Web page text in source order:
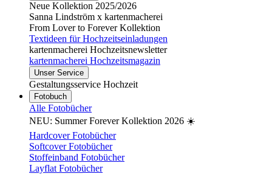
Neue Kollektion 2025/2026
Sanna Lindström x kartenmacherei
From Lover to Forever Kollektion
Textideen für Hochzeitseinladungen
kartenmacherei Hochzeitsnewsletter
kartenmacherei Hochzeitsmagazin
Unser Service
Gestaltungsservice Hochzeit
Fotobuch
Alle Fotobücher
NEU: Summer Forever Kollektion 2026 ☀️
Hardcover Fotobücher
Softcover Fotobücher
Stoffeinband Fotobücher
Layflat Fotobücher